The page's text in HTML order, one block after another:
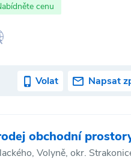
cenu
Volat Napsat
obchodní
Volyně, okr.